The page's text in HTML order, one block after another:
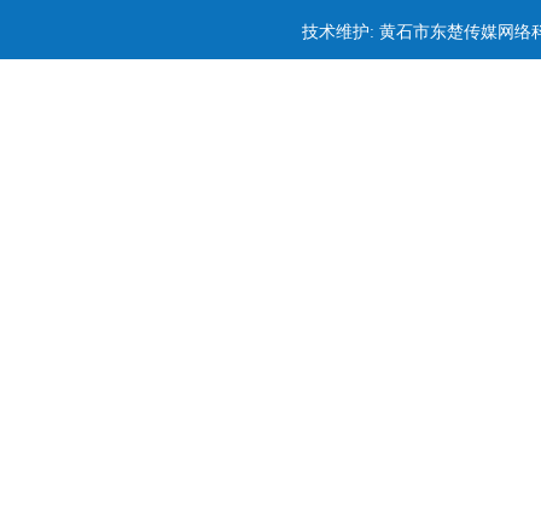
技术维护: 黄石市东楚传媒网络